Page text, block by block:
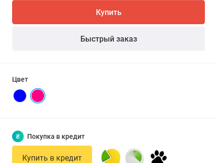
Купить
Быстрый заказ
₴ Покупка в кредит
Купить в кредит
Цвет